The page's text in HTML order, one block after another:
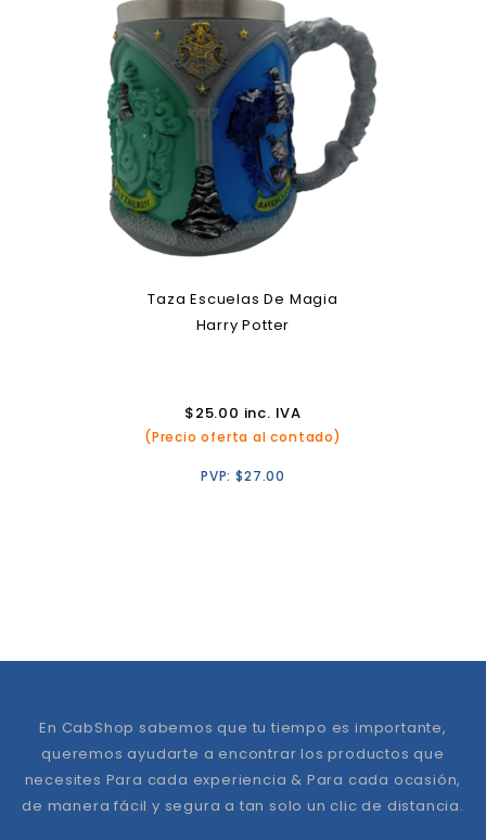
Taza Escuelas De Magia
Harry Potter
$25.00 inc. IVA
(Precio oferta al contado)
PVP:$27.00
En CabShop sabemos que tu tiempo es importante,
queremos ayudarte a encontrar los productos que
necesites Para cada experiencia & Para cada ocasión,
de manera fácil y segura a tan solo un clic de distancia.